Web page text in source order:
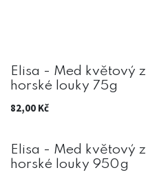
Elisa - Med květový z
horské louky 75g
82,00 Kč
Elisa - Med květový z
horské louky 950g